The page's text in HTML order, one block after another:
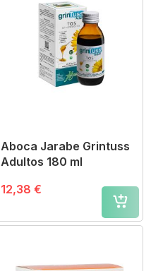
Aboca Jarabe Grintuss
Adultos 180 ml
12,38 €